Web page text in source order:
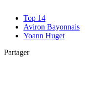
Top 14
Aviron Bayonnais
Yoann Huget
Partager